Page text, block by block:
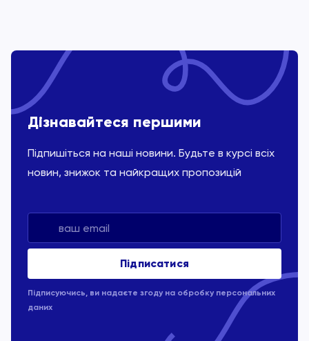
Дізнавайтеся першими
Підпишіться на наші новини. Будьте в курсі всіх
новин, знижок та найкращих пропозицій
Підписуючись, ви надаєте згоду на обробку персональних
даних